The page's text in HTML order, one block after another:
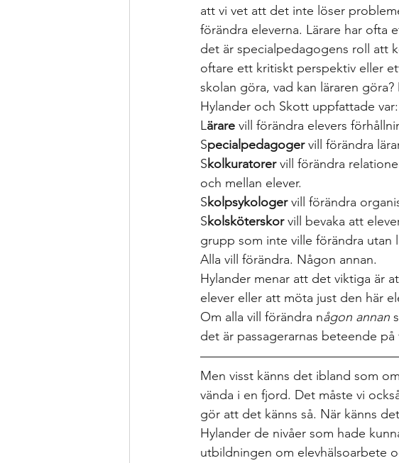
att vi vet att det inte löser
förändra eleverna. Lärare har ofta
det är specialpedagogens roll att
oftare ett kritiskt perspektiv eller
skolan göra, vad kan läraren
Hylander och Skott uppfattade var:
Lärare vill förändra elevers
Specialpedagoger vill förändra
Skolkuratorer vill förändra
och mellan elever.
Skolpsykologer vill förändra
Skolsköterskor vill bevaka att
grupp som inte ville förändra utan
Alla vill förändra. Någon annan.
Hylander menar att det viktiga är
elever eller att möta just den här
Om alla vill förändra någon annan
det är passagerarnas beteende
Men visst känns det ibland som
vända i en fjord. Det måste vi
gör att det känns så. När känns
Hylander de nivåer som hade
utbildningen om elevhälsoarbete